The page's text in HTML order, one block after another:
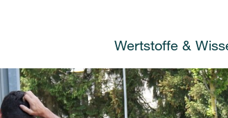
Wertstoffe &